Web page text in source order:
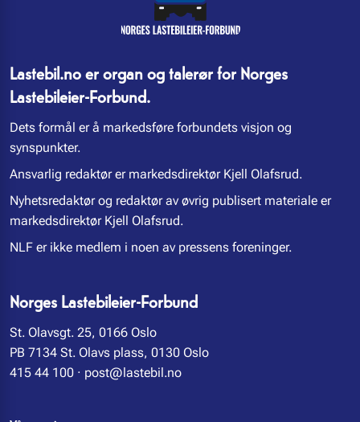
Lastebil.no er organ og talerør for Norges
Lastebileier-Forbund.
Dets formål er å markedsføre forbundets visjon og
synspunkter.
Ansvarlig redaktør er markedsdirektør Kjell Olafsrud.
Nyhetsredaktør og redaktør av øvrig publisert materiale er
markedsdirektør Kjell Olafsrud.
NLF er ikke medlem i noen av pressens foreninger.
Norges Lastebileier-Forbund
St. Olavsgt. 25, 0166 Oslo
PB 7134 St. Olavs plass, 0130 Oslo
415 44 100 · post@lastebil.no